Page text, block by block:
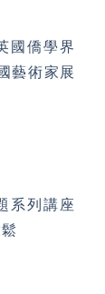
國僑學界
藝術家展
系列講座